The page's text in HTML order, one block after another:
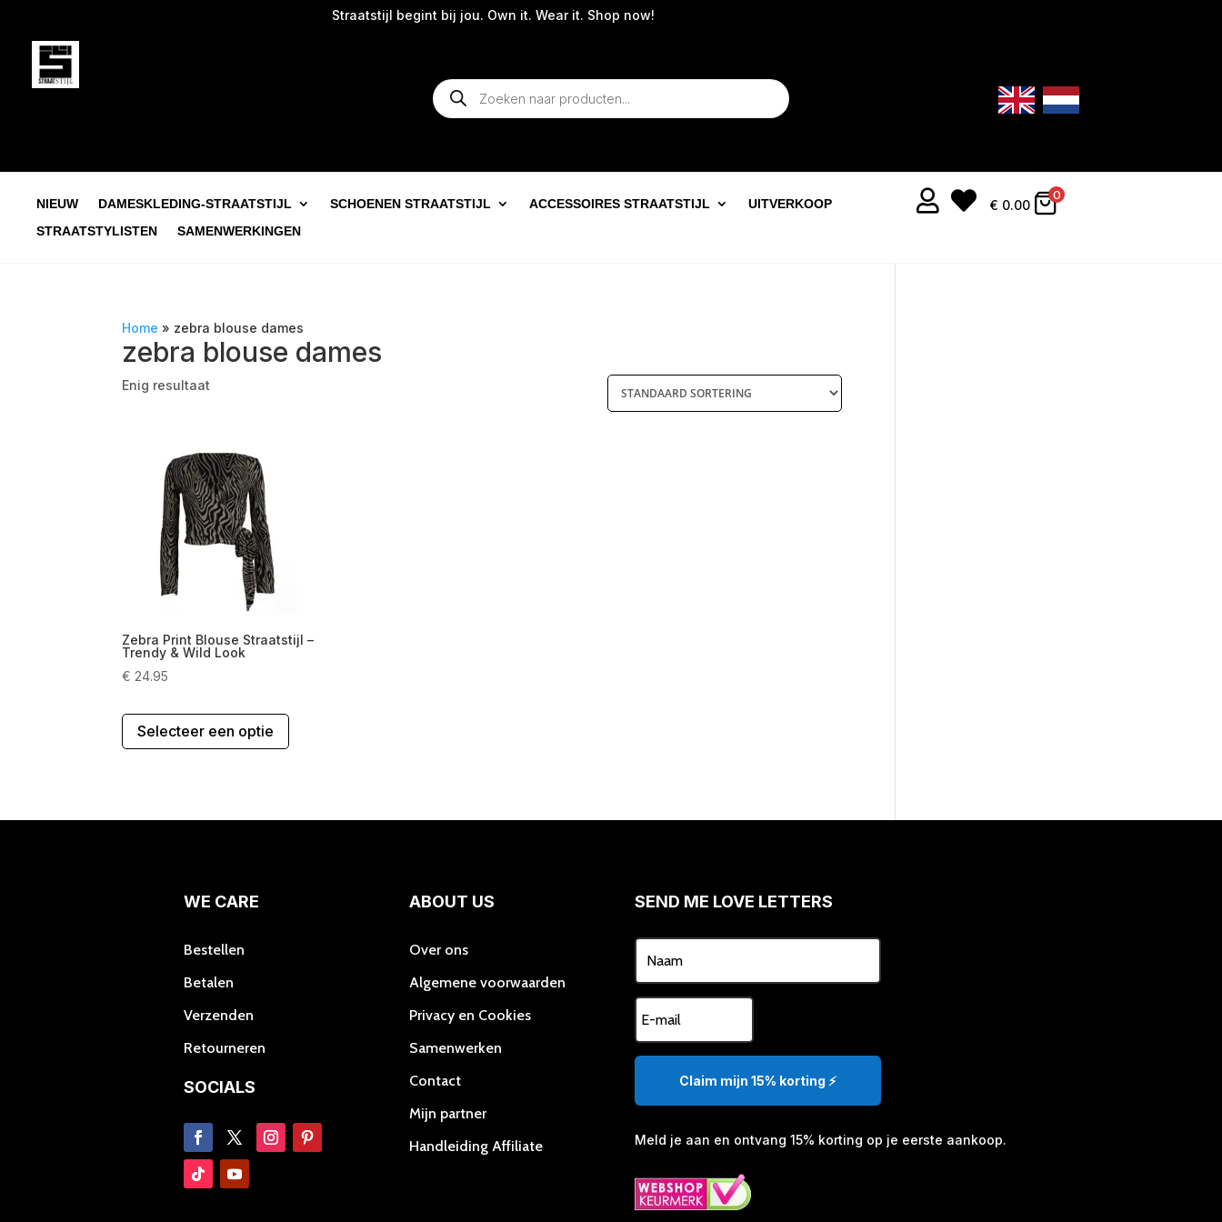
Straatstijl begint bij jou. Own it. Wear it. Shop now!
Producten
zoeken
NIEUW DAMESKLEDING-STRAATSTIJL SCHOENEN STRAATSTIJL ACCESSOIRES STRAATSTIJL
UITVERKOOP
STRAATSTYLISTEN
SAMENWERKINGEN
  € 0.00
0
Home » zebra blouse dames
zebra blouse dames
Enig resultaat
Zebra Print Blouse Straatstijl –
Trendy & Wild Look
€ 24.95
Selecteer een optie
heeft
WE CARE
Bestellen
Betalen
Verzenden
Retourneren
SOCIALS
ABOUT US
Over ons
Algemene voorwaarden
Privacy en Cookies
Samenwerken
Contact
Mijn partner
Handleiding Affiliate
SEND ME LOVE LETTERS
Claim mijn 15% korting ⚡️
Meld je aan en ontvang 15% korting op je eerste aankoop.